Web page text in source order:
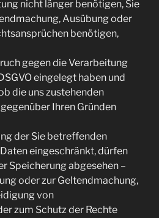
nicht länger benötigen, Sie
Ausübung oder
benötigen,
gegen die Verarbeitung
eingelegt haben und
die uns zustehenden
Ihren Gründen
der Sie betreffenden
eingeschränkt, dürfen
Speicherung abgesehen –
oder zur Geltendmachung,
von
zum Schutz der Rechte